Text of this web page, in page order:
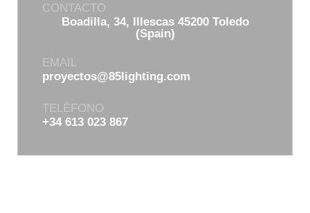
CONTACTO
Boadilla, 34, Illescas 45200 Toledo
(Spain)
EMAIL
proyectos@85lighting.com
TELÉFONO
+34 613 023 867